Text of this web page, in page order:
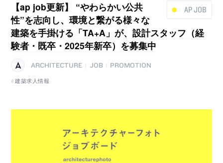
AP JOB
【ap job更新】 “やわらかい公共
性”を志向し、環境と繋がる様々な
建築を手掛ける「TA+A」が、設計スタッフ（経
験者・既卒・2025年新卒）を募集中
ARCHITECTURE JOB
PROMOTION
建築求人情報